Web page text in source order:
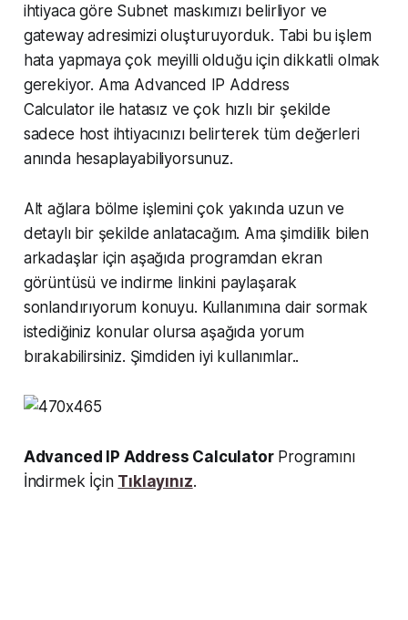
ihtiyaca göre Subnet maskımızı belirliyor ve
gateway adresimizi oluşturuyorduk. Tabi bu işlem
hata yapmaya çok meyilli olduğu için dikkatli olmak
gerekiyor. Ama Advanced IP Address
Calculator ile hatasız ve çok hızlı bir şekilde
sadece host ihtiyacınızı belirterek tüm değerleri
anında hesaplayabiliyorsunuz.
Alt ağlara bölme işlemini çok yakında uzun ve
detaylı bir şekilde anlatacağım. Ama şimdilik bilen
arkadaşlar için aşağıda programdan ekran
görüntüsü ve indirme linkini paylaşarak
sonlandırıyorum konuyu. Kullanımına dair sormak
istediğiniz konular olursa aşağıda yorum
bırakabilirsiniz. Şimdiden iyi kullanımlar..
Advanced IP Address CalculatorProgramını
İndirmek İçin Tıklayınız.